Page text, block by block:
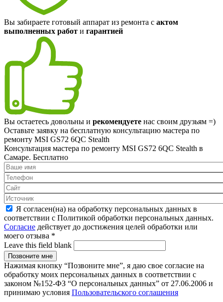
Вы забираете готовый аппарат из ремонта с актом
выполненных работ и гарантией
Вы остаетесь довольны и рекомендуете нас своим друзьям =)
Оставьте заявку на бесплатную консультацию мастера по
ремонту MSI GS72 6QC Stealth
Консультация мастера по ремонту MSI GS72 6QC Stealth в
Самаре. Бесплатно
Я согласен(на) на обработку персональных данных в
соответствии с Политикой обработки персональных данных.
Согласие действует до достижения целей обработки или
моего отзыва *
Leave this field blank
Нажимая кнопку “Позвоните мне”, я даю свое согласие на
обработку моих персональных данных в соответствии с
законом №152-ФЗ “О персональных данных” от 27.06.2006 и
принимаю условия Пользовательского соглашения